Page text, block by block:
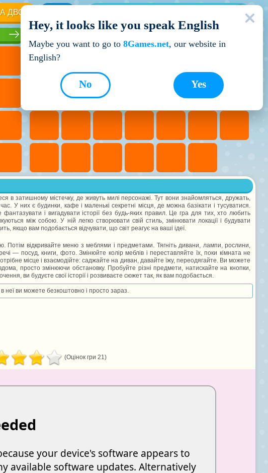
ДВОХ
Кращі ігри
в затишному містечку, де живуть милі персонажі. Тут вони знайомляться, дружать,
У них є будинки, кафе і маленькі секретні місця, де можна базікати і тусуватися.
і вигадувати історії без будь-яких правил. Це гра для тих, хто любить
між собою. У ній легко створювати свій стиль, змінювати локації і будувати
якщо вам подобається відчувати, що світ реагує на ваші ідеї.
Потім відкривайте меню з меблями і предметами. Тягніть дивани, лампи, рослини,
— посуд, книги, фото. Змінюйте колір меблів і переставляйте їх, поки кімната не
місце і взаємодійте: саджайте на диван, давайте їжу, переодягайте. Ви можете
просто змінюючи обстановку. Пробуйте різні предмети, натискайте на кнопки,
ви будуєте свої історії і розвиваєте сюжет так, як вам подобається.
неї ви можете безкоштовно і просто зараз.
(Оцінок гри 21)
Hey, it looks like you speak English
Maybe you want to go to 8Games.net, our website in
English?
Yes
No